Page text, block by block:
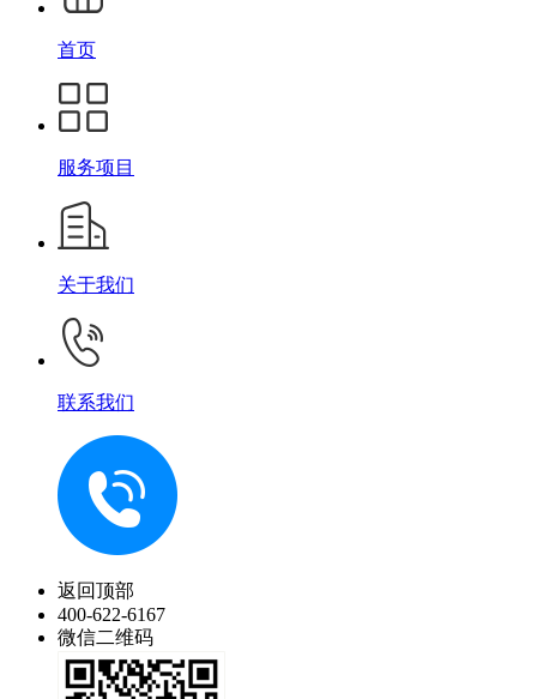
首页
服务项目
关于我们
联系我们
返回顶部
400-622-6167
微信二维码